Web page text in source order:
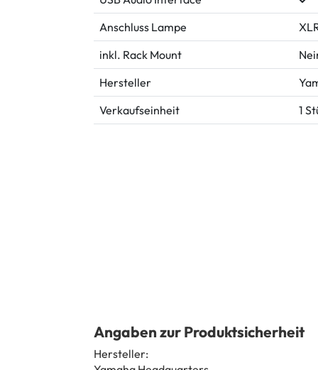
Anschluss Lampe
inkl. Rack Mount
Hersteller
Verkaufseinheit
1
Angaben zur Produktsicherheit
Hersteller: